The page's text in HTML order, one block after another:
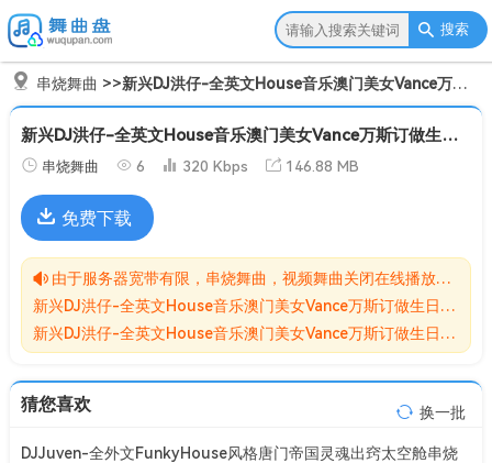
搜索
串烧舞曲 >>新兴DJ洪仔-全英文House音乐澳门美女Vance万斯订做生日震撼串烧[Mp3]
新兴DJ洪仔-全英文House音乐澳门美女Vance万斯订做生日震撼串烧[Mp3]
串烧舞曲 6 320 Kbps 146.88 MB
免费下载
由于服务器宽带有限，串烧舞曲，视频舞曲关闭在线播放功能,请转存到自己的网盘在进行播放！！！
新兴DJ洪仔-全英文House音乐澳门美女Vance万斯订做生日震撼串烧[Mp3]无损MP3歌曲免费下载储存于夸克网盘，夸克网盘为阿里旗下，资源转存到自己的网盘可以在线播放与下载。
新兴DJ洪仔-全英文House音乐澳门美女Vance万斯订做生日震撼串烧[Mp3]网盘下载收集于网络，作品版权为原作者所有。如本站有侵害到您权益的歌曲请来信告知我们，我们会立即删除侵害到您权益的内容。
猜您喜欢 换一批
DJJuven-全外文FunkyHouse风格唐门帝国灵魂出窍太空舱串烧